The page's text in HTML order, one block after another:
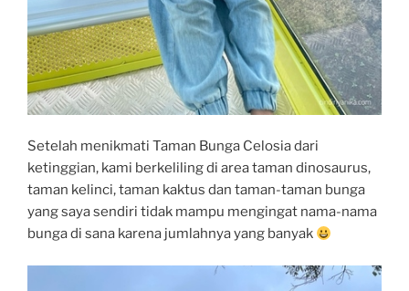
Setelah menikmati Taman Bunga Celosia dari
ketinggian, kami berkeliling di area taman dinosaurus,
taman kelinci, taman kaktus dan taman-taman bunga
yang saya sendiri tidak mampu mengingat nama-nama
bunga di sana karena jumlahnya yang banyak